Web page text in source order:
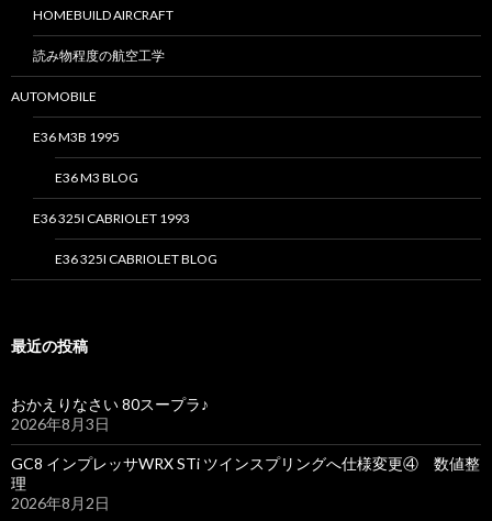
HOMEBUILD AIRCRAFT
読み物程度の航空工学
AUTOMOBILE
E36 M3B 1995
E36 M3 BLOG
E36 325I CABRIOLET 1993
E36 325I CABRIOLET BLOG
最近の投稿
おかえりなさい 80スープラ♪
2026年8月3日
GC8 インプレッサWRX STi ツインスプリングへ仕様変更④ 数値整
理
2026年8月2日